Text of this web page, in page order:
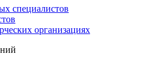
специалистов
организациях